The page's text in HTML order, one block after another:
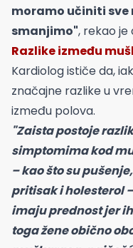
moramo učiniti sve
smanjimo", rekao je
Razlike između
Kardiolog ističe da,
značajne razlike u
između polova.
"Zaista postoje
simptomima kod
– kao što su
pritisak i holesterol
imaju prednost jer
toga žene obično